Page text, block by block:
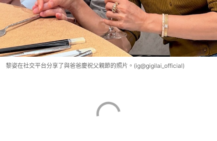
黎姿在社交平台分享了與爸爸慶祝父親節的照片。(ig@gigilai_official)